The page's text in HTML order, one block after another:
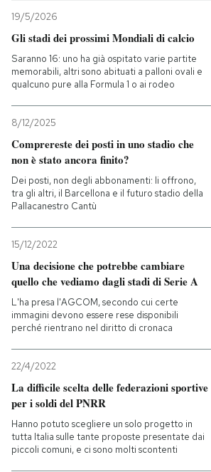
Economia
PODCAST
I MIEI PREFERITI
SHOP
CALENDARIO
AREA PERSONALE
Entra
19/5/2026
Gli stadi dei prossimi Mondiali di calcio
Saranno 16: uno ha già ospitato varie partite
memorabili, altri sono abituati a palloni ovali e
qualcuno pure alla Formula 1 o ai rodeo
8/12/2025
Comprereste dei posti in uno stadio che
non è stato ancora finito?
Dei posti, non degli abbonamenti: li offrono,
tra gli altri, il Barcellona e il futuro stadio della
Pallacanestro Cantù
15/12/2022
Una decisione che potrebbe cambiare
quello che vediamo dagli stadi di Serie A
L'ha presa l'AGCOM, secondo cui certe
immagini devono essere rese disponibili
perché rientrano nel diritto di cronaca
22/4/2022
La difficile scelta delle federazioni sportive
per i soldi del PNRR
Hanno potuto scegliere un solo progetto in
tutta Italia sulle tante proposte presentate dai
piccoli comuni, e ci sono molti scontenti